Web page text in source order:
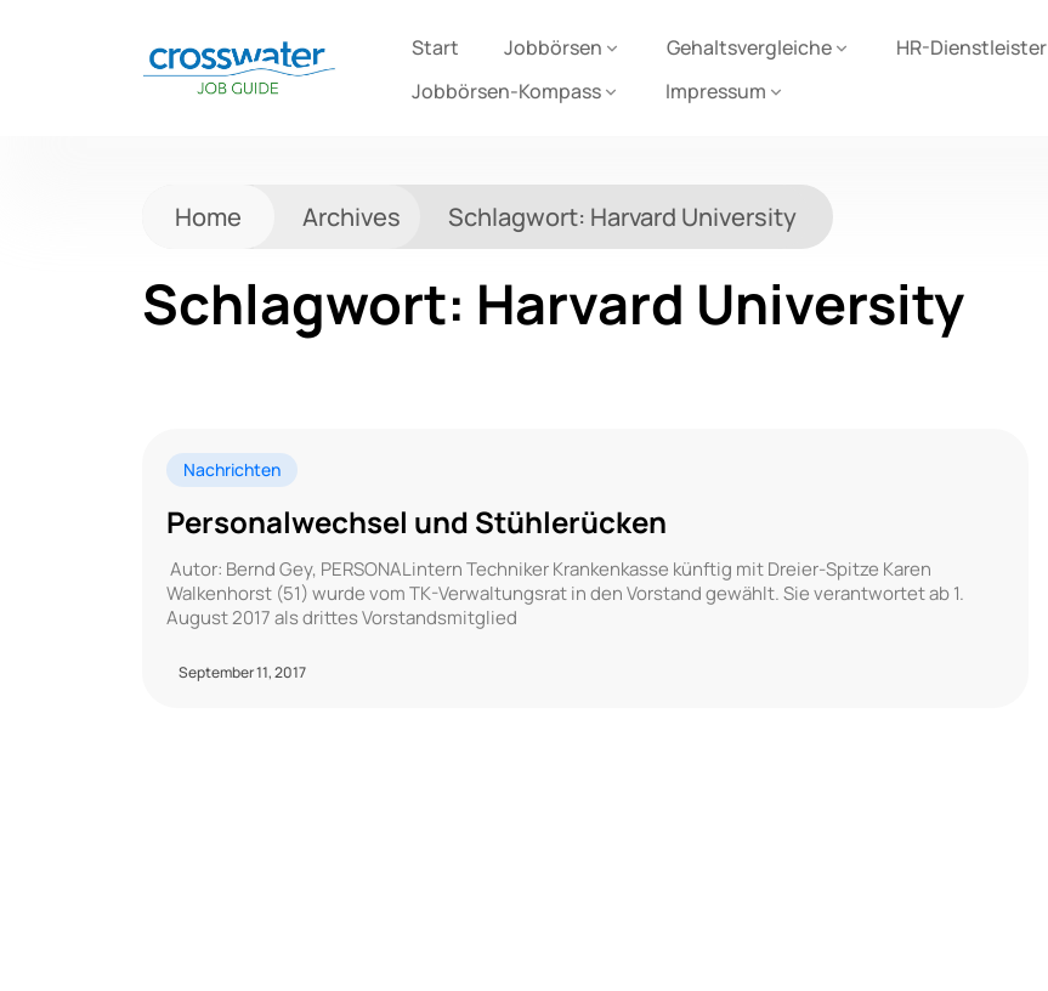
Start Jobbörsen Gehaltsvergleiche HR-Dienstleister
Jobbörsen-Kompass
Impressum
Home Archives Schlagwort: Harvard University
Schlagwort: Harvard University
Nachrichten
Personalwechsel und Stühlerücken
Autor: Bernd Gey, PERSONALintern Techniker Krankenkasse künftig mit Dreier-Spitze Karen
Walkenhorst (51) wurde vom TK-Verwaltungsrat in den Vorstand gewählt. Sie verantwortet ab 1.
August 2017 als drittes Vorstandsmitglied
September 11, 2017